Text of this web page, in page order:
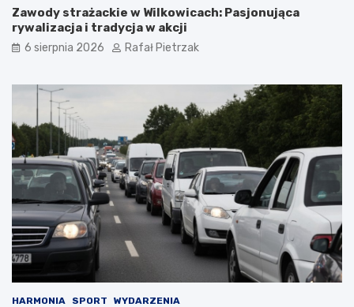
Zawody strażackie w Wilkowicach: Pasjonująca
rywalizacja i tradycja w akcji
6 sierpnia 2026 Rafał Pietrzak
HARMONIA SPORT WYDARZENIA